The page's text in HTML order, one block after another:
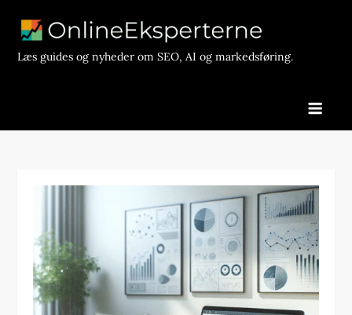
contentLæs guides og nyheder om SEO, AI og markedsføring.